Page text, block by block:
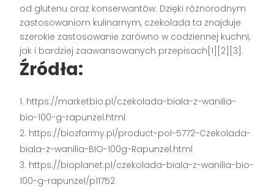
od glutenu oraz konserwantów. Dzięki różnorodnym
zastosowaniom kulinarnym, czekolada ta znajduje
szerokie zastosowanie zarówno w codziennej kuchni,
jak i bardziej zaawansowanych przepisach[1][2][3].
Źródła:
https://marketbio.pl/czekolada-biala-z-wanilia-
bio-100-g-rapunzel.html
https://biozfarmy.pl/product-pol-5772-Czekolada-
biala-z-wanilia-BIO-100g-Rapunzel.html
https://bioplanet.pl/czekolada-biala-z-wanilia-bio-
100-g-rapunzel/p11752